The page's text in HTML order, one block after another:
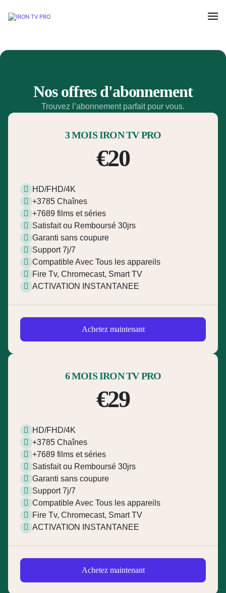
Nos offres d'abonnement
Trouvez l’abonnement parfait pour vous.
3 MOIS IRON TV PRO
€20
HD/FHD/4K
+3785 Chaînes
+7689 films et séries
Satisfait ou Remboursé 30jrs
Garanti sans coupure
Support 7j/7
Compatible Avec Tous les appareils
Fire Tv, Chromecast, Smart TV
ACTIVATION INSTANTANEE
Achetez maintenant
6 MOIS IRON TV PRO
€29
HD/FHD/4K
+3785 Chaînes
+7689 films et séries
Satisfait ou Remboursé 30jrs
Garanti sans coupure
Support 7j/7
Compatible Avec Tous les appareils
Fire Tv, Chromecast, Smart TV
ACTIVATION INSTANTANEE
Achetez maintenant